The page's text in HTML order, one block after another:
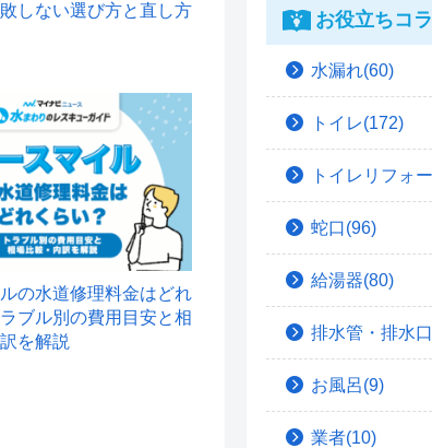
しない選び方と直し方
の水道修理料金はどれ
ブル別の費用目安と相
を解説
お役立ちコ
水漏れ(60)
トイレ(172)
トイレリフォ
蛇口(96)
給湯器(80)
排水管・排水
お風呂(9)
業者(10)